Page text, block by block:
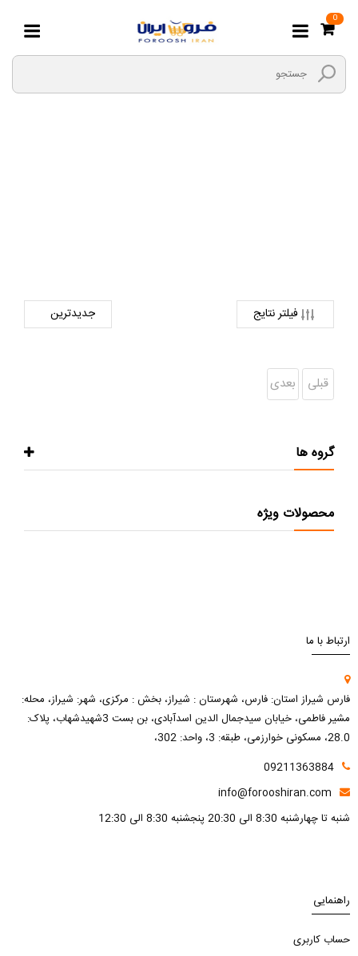
0
فیلتر نتایج
قبلی بعدی
گروه ها
محصولات ویژه
ارتباط با ما
فارس شیراز استان: فارس، شهرستان : شیراز، بخش : مرکزی، شهر: شیراز، محله:
مشیر فاطمی، خیابان سیدجمال الدین اسدآبادی، بن بست 3شهیدشهاب، پلاک:
28.0، مسکونی خوارزمی، طبقه: 3، واحد: 302،
09211363884
info@forooshiran.com
شنبه تا چهارشنبه 8:30 الی 20:30 پنجشنبه 8:30 الی 12:30
راهنمایی
حساب کاربری